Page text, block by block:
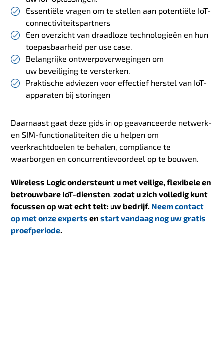
Essentiële vragen om te stellen aan potentiële IoT-
connectiviteitspartners.
Een overzicht van draadloze technologieën en hun
toepasbaarheid per use case.
Belangrijke ontwerpoverwegingen om
uw beveiliging te versterken.
Praktische adviezen voor effectief herstel van IoT-
apparaten bij storingen.
Daarnaast gaat deze gids in op geavanceerde netwerk-
en SIM-functionaliteiten die u helpen om
veerkrachtdoelen te behalen, compliance te
waarborgen en concurrentievoordeel op te bouwen.
Wireless Logic ondersteunt u met veilige, flexibele en
betrouwbare IoT-diensten, zodat u zich volledig kunt
focussen op wat echt telt: uw bedrijf. Neem contact
op met onze experts enstart vandaag nog uw gratis
proefperiode.